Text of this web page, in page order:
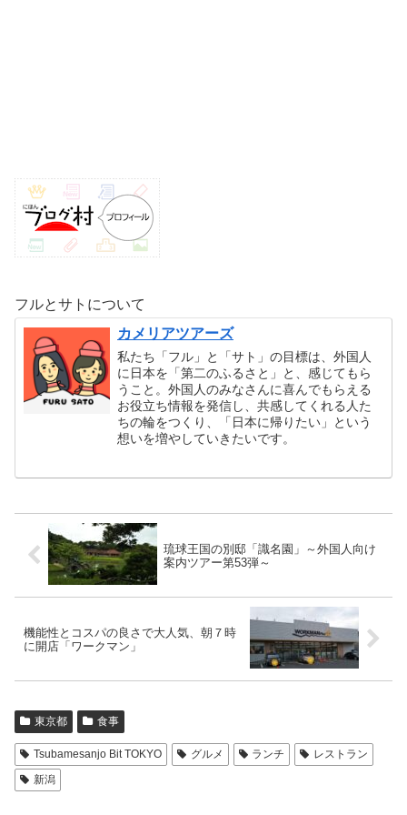
フルとサトについて
カメリアツアーズ
私たち「フル」と「サト」の目標は、外国人
に日本を「第二のふるさと」と、感じてもら
うこと。外国人のみなさんに喜んでもらえる
お役立ち情報を発信し、共感してくれる人た
ちの輪をつくり、「日本に帰りたい」という
想いを増やしていきたいです。
琉球王国の別邸「識名園」～外国人向け
案内ツアー第53弾～
機能性とコスパの良さで大人気、朝７時
に開店「ワークマン」
東京都 食事
Tsubamesanjo Bit TOKYO グルメ ランチ
レストラン
新潟